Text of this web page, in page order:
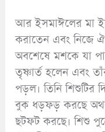
আর ইসমাঈলের মা
করাতেন এবং নিজে
অবশেষে মশকে যা
তৃষ্ণার্ত হলেন এবং
পড়ল। তিনি শিশুটির
বুক ধড়ফড় করছে
ছটফট করছে। শিশু